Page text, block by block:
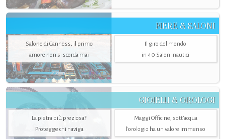
FIERE & SALONI
Salone di Canness, il primo
amore non si scorda mai
Il giro del mondo
in 40 Saloni nautici
GIOIELLI & OROLOGI
La pietra più preziosa?
Protegge chi naviga
Maggi Officine, sott’acqua
l'orologio ha un valore immenso